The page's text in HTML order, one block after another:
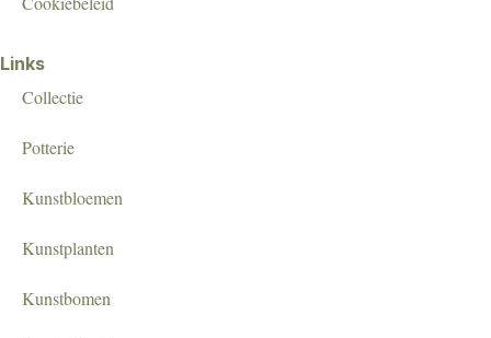
Links
Collectie
Potterie
Kunstbloemen
Kunstplanten
Kunstbomen